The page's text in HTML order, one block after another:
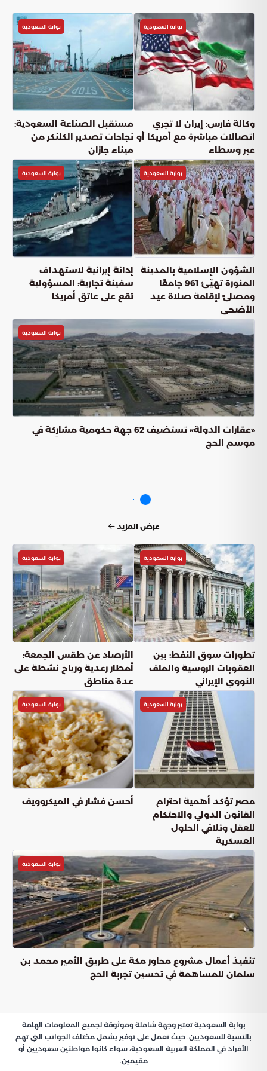
بوابة السعودية
وكالة فارس: إيران لا تجري
اتصالات مباشرة مع أمريكا أو
عبر وسطاء
بوابة السعودية
مستقبل الصناعة السعودية:
نجاحات تصدير الكلنكر من
ميناء جازان
بوابة السعودية
الشؤون الإسلامية بالمدينة
المنورة تهيّئ 961 جامعًا
ومصلىً لإقامة صلاة عيد
الأضحى
بوابة السعودية
إدانة إيرانية لاستهداف
سفينة تجارية: المسؤولية
تقع على عاتق أمريكا
بوابة السعودية
«عقارات الدولة» تستضيف 62 جهة حكومية مشارِكة في
موسم الحج
عرض المزيد
بوابة السعودية
تطورات سوق النفط: بين
العقوبات الروسية والملف
النووي الإيراني
بوابة السعودية
الأرصاد عن طقس الجمعة:
أمطار رعدية ورياح نشطة على
عدة مناطق
بوابة السعودية
مصر تؤكد أهمية احترام
القانون الدولي والاحتكام
للعقل وتلافي الحلول
العسكرية
بوابة السعودية
أحسن فشار في الميكروويف
بوابة السعودية
تنفيذ أعمال مشروع محاور مكة على طريق الأمير محمد بن
سلمان للمساهمة في تحسين تجربة الحج
بوابة السعودية تعتبر وجهة شاملة وموثوقة لجميع المعلومات الهامة
بالنسبة للسعوديين. حيث نعمل على توفير يشمل مختلف الجوانب التي تهم
الأفراد في المملكة العربية السعودية، سواء كانوا مواطنين سعوديين أو
مقيمين.